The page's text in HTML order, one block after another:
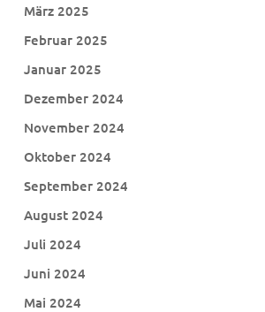
März 2025
Februar 2025
Januar 2025
Dezember 2024
November 2024
Oktober 2024
September 2024
August 2024
Juli 2024
Juni 2024
Mai 2024